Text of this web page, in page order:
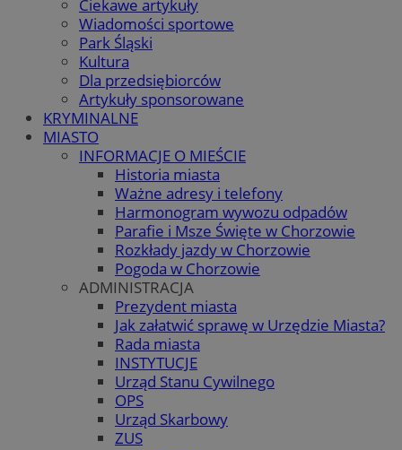
Ciekawe artykuły
Wiadomości sportowe
Park Śląski
Kultura
Dla przedsiębiorców
Artykuły sponsorowane
KRYMINALNE
MIASTO
INFORMACJE O MIEŚCIE
Historia miasta
Ważne adresy i telefony
Harmonogram wywozu odpadów
Parafie i Msze Święte w Chorzowie
Rozkłady jazdy w Chorzowie
Pogoda w Chorzowie
ADMINISTRACJA
Prezydent miasta
Jak załatwić sprawę w Urzędzie Miasta?
Rada miasta
INSTYTUCJE
Urząd Stanu Cywilnego
OPS
Urząd Skarbowy
ZUS